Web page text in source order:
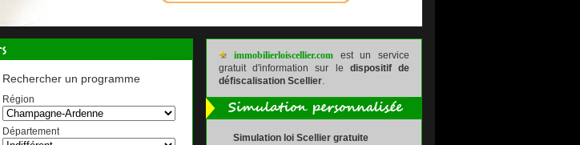
Rechercher un programme
Région
Département
immobilierloiscellier.comest un service
gratuit d'information sur le dispositif de
défiscalisation Scellier.
Simulation loi Scellier gratuite